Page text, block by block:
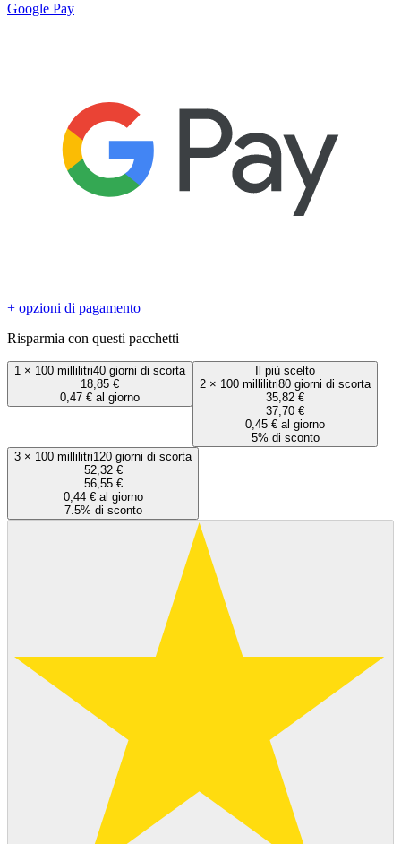
Google Pay
+ opzioni di pagamento
Risparmia con questi pacchetti
1 × 100 millilitri40 giorni di scorta
18,85 €
0,47 € al giorno
Il più scelto
2 × 100 millilitri80 giorni di scorta
35,82 €
37,70 €
0,45 € al giorno
5% di sconto
3 × 100 millilitri120 giorni di scorta
52,32 €
56,55 €
0,44 € al giorno
7.5% di sconto